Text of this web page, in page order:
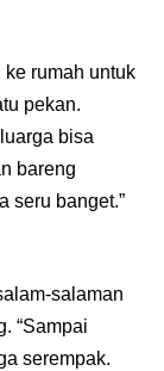
ke rumah untuk
pekan.
bisa
bareng
seru banget.”
salaman
“Sampai
serempak.